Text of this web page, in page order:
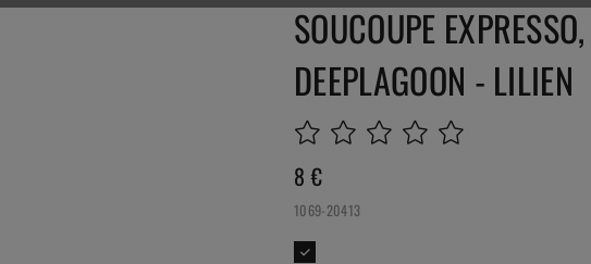
SOUCOUPE
DEEPLAGOON - LILIEN
8 €
1069-20413